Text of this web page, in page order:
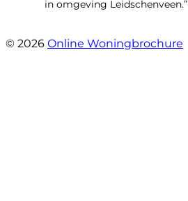
in omgeving Leidschenveen.”
© 2026 Online Woningbrochure